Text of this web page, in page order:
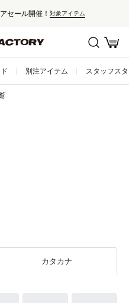
セール開催！ 対象アイテム
別注アイテム スタッフス
カタカナ